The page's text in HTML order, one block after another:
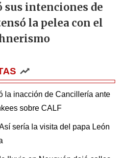
sus intenciones de
la pelea con el
la inacción de Cancillería ante
sobre CALF
sería la visita del papa León